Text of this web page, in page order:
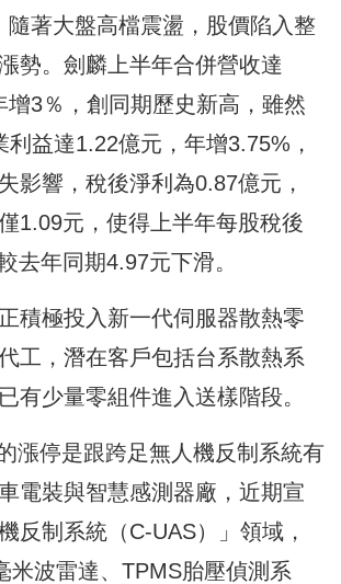
隨著大盤高檔震盪，股價陷入整
勢。劍麟上半年合併營收達
增3％，創同期歷史新高，雖然
利益達1.22億元，年增3.75%，
影響，稅後淨利為0.87億元，
1.09元，使得上半年每股稅後
去年同期4.97元下滑。
積極投入新一代伺服器散熱零
工，潛在客戶包括台系散熱系
有少量零組件進入送樣階段。
漲停是跟跨足無人機反制系統有
電裝與智慧感測器廠，近期宣
反制系統（C-UAS）」領域，
米波雷達、TPMS胎壓偵測系